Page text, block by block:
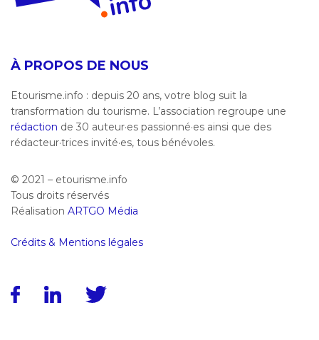
À PROPOS DE NOUS
Etourisme.info : depuis 20 ans, votre blog suit la
transformation du tourisme. L’association regroupe une
rédaction de 30 auteur·es passionné·es ainsi que des
rédacteur·trices invité·es, tous bénévoles.
© 2021 – etourisme.info
Tous droits réservés
Réalisation ARTGO Média
Crédits & Mentions légales